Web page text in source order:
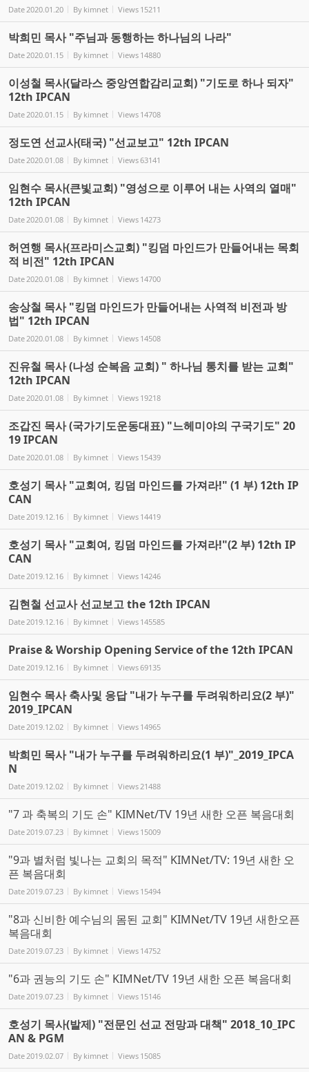
Date 2020.01.20 By kimnet Views 15211
박희민 목사 "주님과 동행하는 하나님의 나라"
Date 2020.01.15 By kimnet Views 14880
이성철 목사(달라스 중앙연합감리교회) "기도로 하나 되자"
12th IPCAN
Date 2020.01.15 By kimnet Views 14708
정도연 선교사(태국) "선교보고" 12th IPCAN
Date 2020.01.08 By kimnet Views63141
임현수 목사(큰빛교회) "영성으로 이루어 내는 사역의 열매"
12th IPCAN
Date 2020.01.08 By kimnet Views 14273
허연행 목사(프라미스교회) "킹덤 마인드가 만들어내는 목회
적 비전" 12th IPCAN
Date 2020.01.08 By kimnet Views 14700
송상철 목사 "킹덤 마인드가 만들어내는 사역적 비전과 방
법" 12th IPCAN
Date 2020.01.08 By kimnet Views 14508
진유철 목사 (나성 순복음 교회) " 하나님 통치를 받는 교회"
12th IPCAN
Date 2020.01.08 By kimnet Views 19218
조갑진 목사 (국가기도운동대표) "느헤미야의 구국기도" 20
19 IPCAN
Date 2020.01.08 By kimnet Views 15439
호성기 목사 "교회여, 킹덤 마인드를 가져라!" (1 부) 12th IP
CAN
Date 2019.12.16 By kimnet Views 14419
호성기 목사 "교회여, 킹덤 마인드를 가져라!"(2 부) 12th IP
CAN
Date 2019.12.16 By kimnet Views 14246
김현철 선교사 선교보고 the 12th IPCAN
Date 2019.12.16 By kimnet Views 145585
Praise & Worship Opening Service of the 12th IPCAN
Date 2019.12.16 By kimnet Views69135
임현수 목사 축사및 응답 "내가 누구를 두려워하리요(2 부)"
2019_IPCAN
Date 2019.12.02 By kimnet Views 14965
박희민 목사 "내가 누구를 두려워하리요(1 부)"_2019_IPCA
N
Date 2019.12.02 By kimnet Views 21488
"7 과 축복의 기도 손" KIMNet/TV 19년 새한 오픈 복음대회
Date 2019.07.23 By kimnet Views 15009
"9과 별처럼 빛나는 교회의 목적" KIMNet/TV: 19년 새한 오
픈 복음대회
Date 2019.07.23 By kimnet Views 15494
"8과 신비한 예수님의 몸된 교회" KIMNet/TV 19년 새한오픈
복음대회
Date 2019.07.23 By kimnet Views 14752
"6과 권능의 기도 손" KIMNet/TV 19년 새한 오픈 복음대회
Date 2019.07.23 By kimnet Views 15146
호성기 목사(발제) "전문인 선교 전망과 대책" 2018_10_IPC
AN & PGM
Date 2019.02.07 By kimnet Views 15085